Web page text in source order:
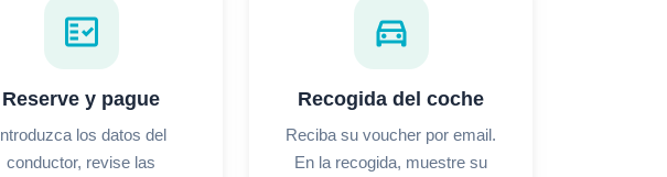
fact_check
Reserve y pague
Introduzca los datos del
conductor, revise las
directions_car
Recogida del coche
Reciba su voucher por email.
En la recogida, muestre su